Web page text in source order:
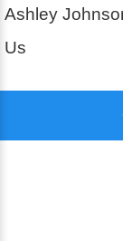
Ashley
Us